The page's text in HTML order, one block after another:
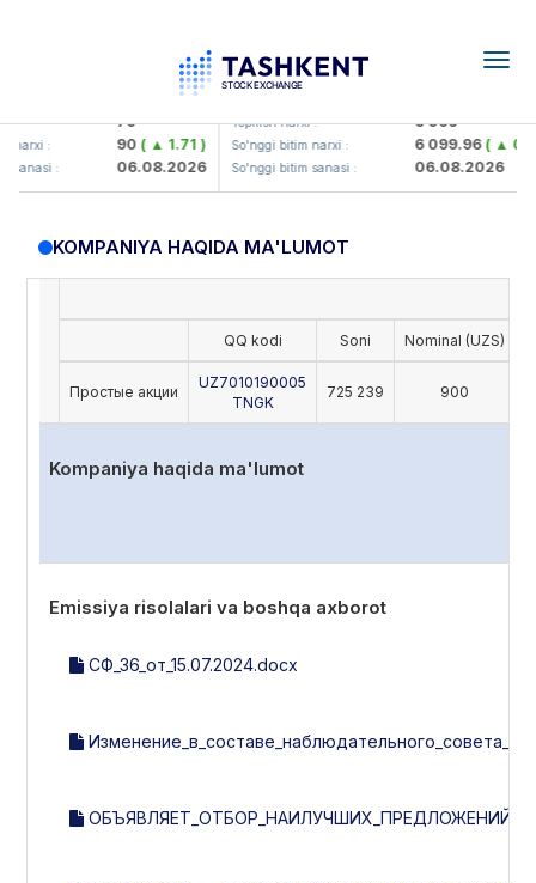
: 79
: 90( ▲ 1.71 )
: 06.08.2026
UZMK (<O'zmetkombinat> AJ)
Yopilish narxi : 6 099
So'nggi bitim narxi : 6 099.96( ▲
So'nggi bitim sanasi : 06.08.2026
KOMPANIYA HAQIDA MA'LUMOT
QQ kodi Soni Nominal (UZS)
Простые акции
UZ7010190005
TNGK
725 239 900
Kompaniya haqida ma'lumot
Emissiya risolalari va boshqa axborot
СФ_36_от_15.07.2024.docx